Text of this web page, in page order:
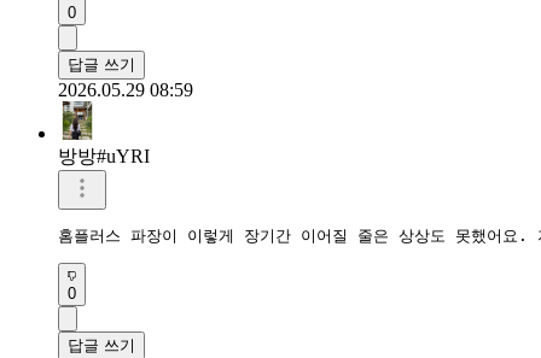
0
답글 쓰기
2026.05.29 08:59
방방#uYRI
홈플러스 파장이 이렇게 장기간 이어질 줄은 상상도 못했어요
0
답글 쓰기